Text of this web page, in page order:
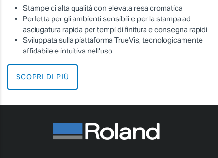
Stampe di alta qualità con elevata resa cromatica
Perfetta per gli ambienti sensibili e per la stampa ad
asciugatura rapida per tempi di finitura e consegna rapidi
Sviluppata sulla piattaforma TrueVis, tecnologicamente
affidabile e intuitiva nell'uso
SCOPRI DI PIÙ